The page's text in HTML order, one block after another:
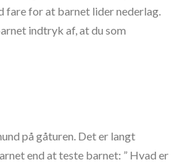
for at barnet lider nederlag.
indtryk af, at du som
på gåturen. Det er langt
end at teste barnet: ” Hvad er